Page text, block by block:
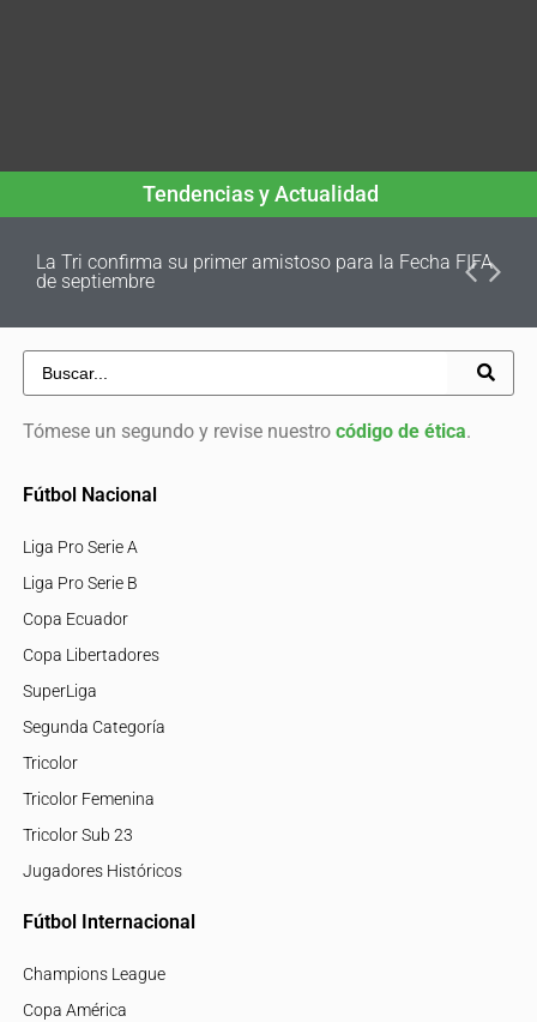
Tendencias y Actualidad
La Tri confirma su primer amistoso para la Fecha FIFA
de septiembre
Tómese un segundo y revise nuestro código de ética.
Fútbol Nacional
Liga Pro Serie A
Liga Pro Serie B
Copa Ecuador
Copa Libertadores
SuperLiga
Segunda Categoría
Tricolor
Tricolor Femenina
Tricolor Sub 23
Jugadores Históricos
Fútbol Internacional
Champions League
Copa América